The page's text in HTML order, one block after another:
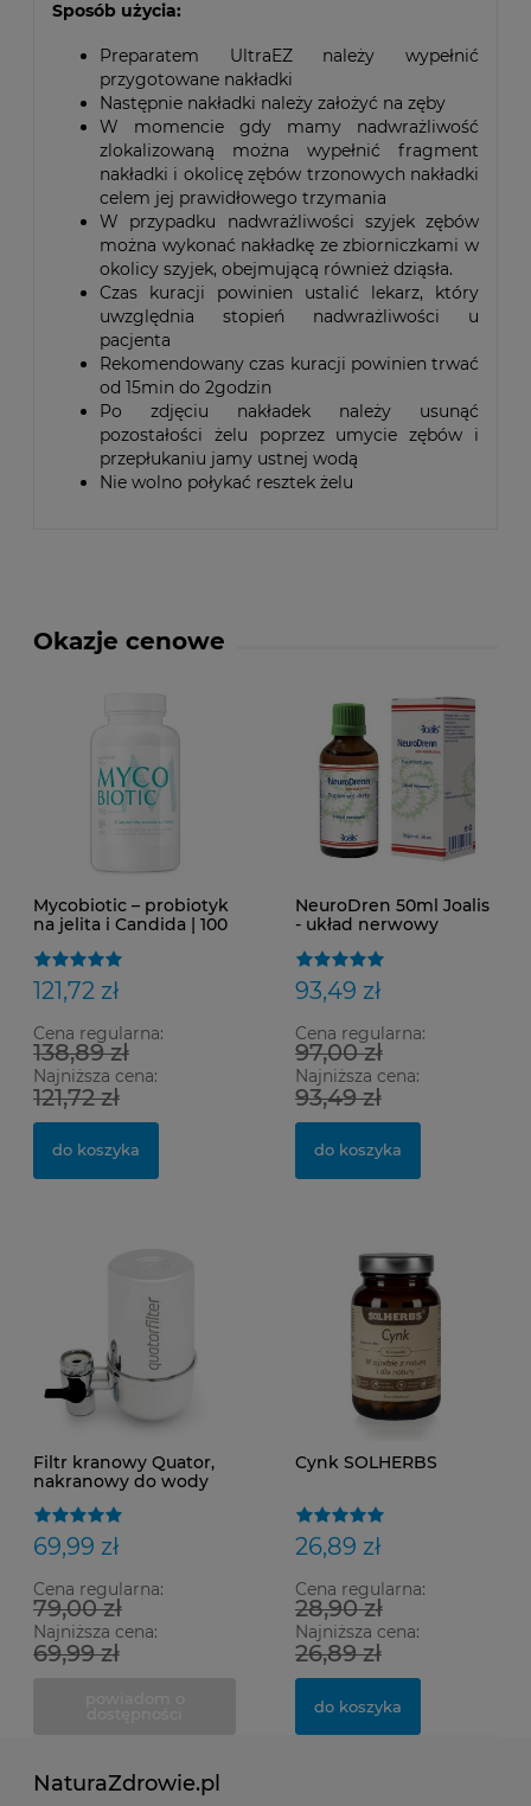
Sposób użycia:
Preparatem UltraEZ należy wypełnić
przygotowane nakładki
Następnie nakładki należy założyć na zęby
W momencie gdy mamy nadwrażliwość
zlokalizowaną można wypełnić fragment
nakładki i okolicę zębów trzonowych nakładki
celem jej prawidłowego trzymania
W przypadku nadwrażliwości szyjek zębów
można wykonać nakładkę ze zbiorniczkami w
okolicy szyjek, obejmującą również dziąsła.
Czas kuracji powinien ustalić lekarz, który
uwzględnia stopień nadwrażliwości u
pacjenta
Rekomendowany czas kuracji powinien trwać
od 15min do 2godzin
Po zdjęciu nakładek należy usunąć
pozostałości żelu poprzez umycie zębów i
przepłukaniu jamy ustnej wodą
Nie wolno połykać resztek żelu
Okazje cenowe
Mycobiotic – probiotyk
na jelita i Candida | 100
121,72 zł
Cena regularna:
138,89 zł
Najniższa cena:
121,72 zł
do koszyka
NeuroDren 50ml Joalis
- układ nerwowy
93,49 zł
Cena regularna:
97,00 zł
Najniższa cena:
93,49 zł
do koszyka
Filtr kranowy Quator,
nakranowy do wody
69,99 zł
Cena regularna:
79,00 zł
Najniższa cena:
69,99 zł
Cynk SOLHERBS
26,89 zł
Cena regularna:
28,90 zł
Najniższa cena:
26,89 zł
do koszyka
NaturaZdrowie.pl